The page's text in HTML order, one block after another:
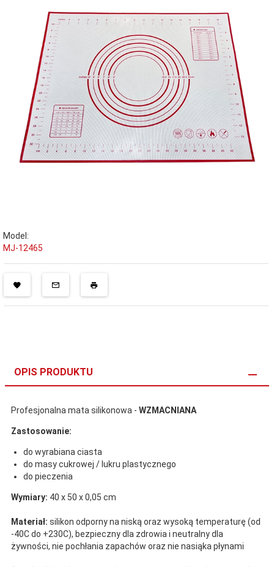
Model:
MJ-12465
OPIS PRODUKTU
Profesjonalna mata silikonowa - WZMACNIANA
Zastosowanie:
do wyrabiana ciasta
do masy cukrowej / lukru plastycznego
do pieczenia
Wymiary: 40 x 50 x 0,05 cm
Materiał: silikon odporny na niską oraz wysoką temperaturę (od
-40C do +230C), bezpieczny dla zdrowia i neutralny dla
żywności, nie pochłania zapachów oraz nie nasiąka płynami